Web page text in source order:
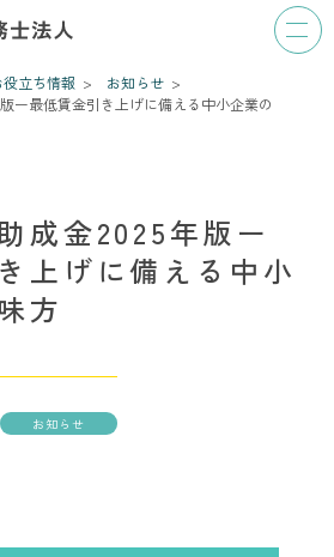
立ち情報
お知らせ
ー最低賃金引き上げに備える中小企業の
成金2025年版ー
上げに備える中小
方
お知らせ